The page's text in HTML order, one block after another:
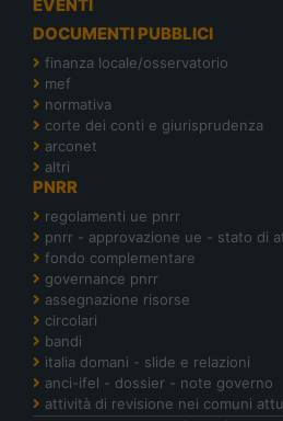
EVENTI
DOCUMENTI PUBBLICI
finanza locale/osservatorio
mef
normativa
corte dei conti e giurisprudenza
arconet
altri
PNRR
regolamenti ue pnrr
pnrr - approvazione ue - stato di
fondo complementare
governance pnrr
assegnazione risorse
circolari
bandi
italia domani - slide e relazioni
anci-ifel - dossier - note governo
attività di revisione nei comuni